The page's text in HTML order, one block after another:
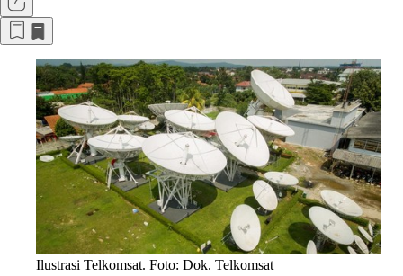
Ilustrasi Telkomsat. Foto: Dok. Telkomsat